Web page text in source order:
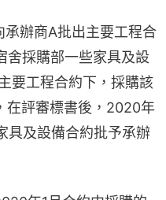
辦商A批出主要工程合
舍採購部一些家具及設
要工程合約下，採購該
在評審標書後，2020年
具及設備合約批予承辦